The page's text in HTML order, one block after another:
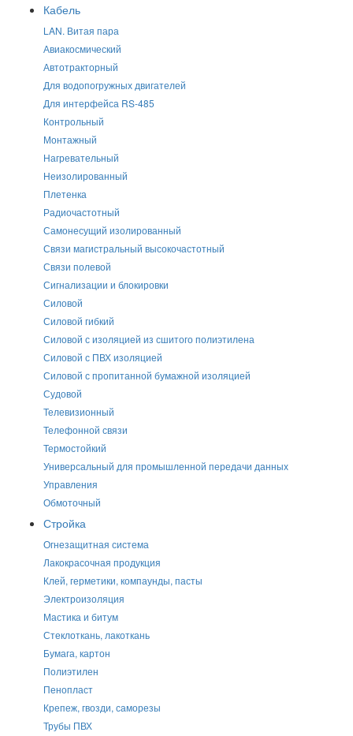
Кабель
LAN. Витая пара
Авиакосмический
Автотракторный
Для водопогружных двигателей
Для интерфейса RS-485
Контрольный
Монтажный
Нагревательный
Неизолированный
Плетенка
Радиочастотный
Самонесущий изолированный
Связи магистральный высокочастотный
Связи полевой
Сигнализации и блокировки
Силовой
Силовой гибкий
Силовой с изоляцией из сшитого полиэтилена
Силовой с ПВХ изоляцией
Силовой с пропитанной бумажной изоляцией
Судовой
Телевизионный
Телефонной связи
Термостойкий
Универсальный для промышленной передачи данных
Управления
Обмоточный
Стройка
Огнезащитная система
Лакокрасочная продукция
Клей, герметики, компаунды, пасты
Электроизоляция
Мастика и битум
Стеклоткань, лакоткань
Бумага, картон
Полиэтилен
Пенопласт
Крепеж, гвозди, саморезы
Трубы ПВХ